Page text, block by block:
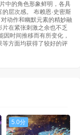
中的角色形象鲜明，各具
层次感。 布赖恩·史密斯
动作和幽默元素的精妙融
在紧张刺激之余也不乏
时间推移而有所变化，
方面均获得了较好的评
5.0分